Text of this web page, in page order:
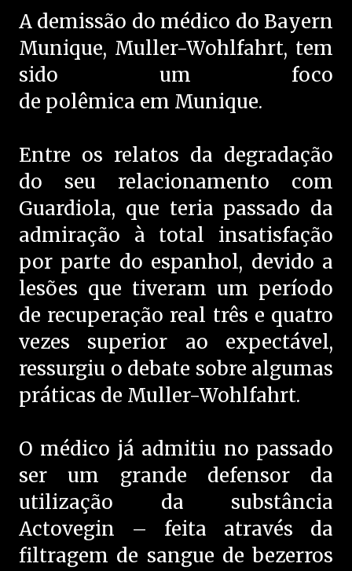
A demissão do médico do Bayern
Munique, Muller-Wohlfahrt, tem
sido um foco
de polêmica em Munique.
Entre os relatos da degradação
do seu relacionamento com
Guardiola, que teria passado da
admiração à total insatisfação
por parte do espanhol, devido a
lesões que tiveram um período
de recuperação real três e quatro
vezes superior ao expectável,
ressurgiu o debate sobre algumas
práticas de Muller-Wohlfahrt.
O médico já admitiu no passado
ser um grande defensor da
utilização da substância
Actovegin – feita através da
filtragem de sangue de bezerros